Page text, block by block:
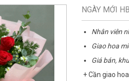
NGÀY MỚI
Nhân viên
Giao hoa
Giá bán,
+ Cần giao